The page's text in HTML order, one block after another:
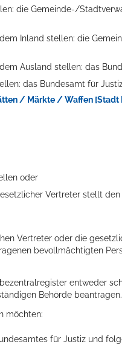
Standort für Events aller
die Gemeinde-/
Inland stellen:die
Ausland stellen: das
das Bundesamt für
/ Märkte / Waffen [Stadt
oder
Vertreter stellt den
Vertreter oder die
bevollmächtigten
entweder
Behörde beantragen.
möchten:
für Justiz und